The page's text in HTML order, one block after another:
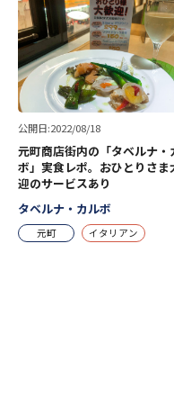
公開日:2022/08/18
元町商店街内の「タベルナ・
ボ」実食レポ。おひとりさま
迎のサービスあり
タベルナ・カルボ
元町 イタリアン